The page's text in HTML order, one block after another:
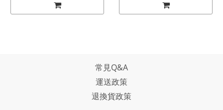
常見Q&A
運送政策
退換貨政策